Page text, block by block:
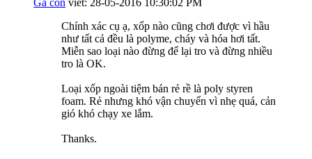
Chính xác cụ ạ, xốp nào cũng chơi được vì hầu
như tất cả đều là polyme, cháy và hóa hơi tất.
Miễn sao loại nào đừng để lại tro và đừng nhiều
tro là OK.
Loại xốp ngoài tiệm bán rẻ rề là poly styren
foam. Rẻ nhưng khó vận chuyển vì nhẹ quá, cản
gió khó chạy xe lắm.
Thanks.